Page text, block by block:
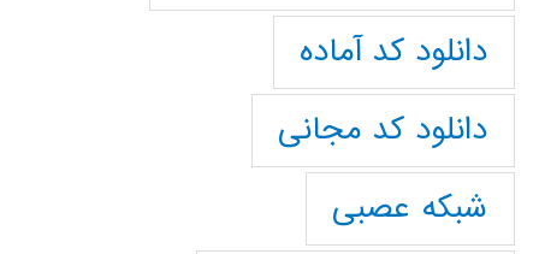
دانلود کد آماده
دانلود کد مجانی
شبکه عصبی